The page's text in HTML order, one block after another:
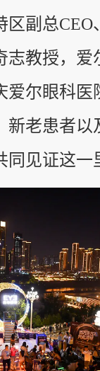
副总CEO
志教授，爱
爱尔眼科医
新老患者以
同见证这一